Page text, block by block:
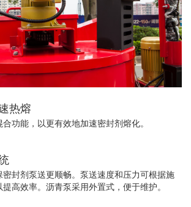
热熔
功能，以更有效地加速密封剂熔化。
封剂泵送更顺畅。泵送速度和压力可根据施
高效率。沥青泵采用外置式，便于维护。